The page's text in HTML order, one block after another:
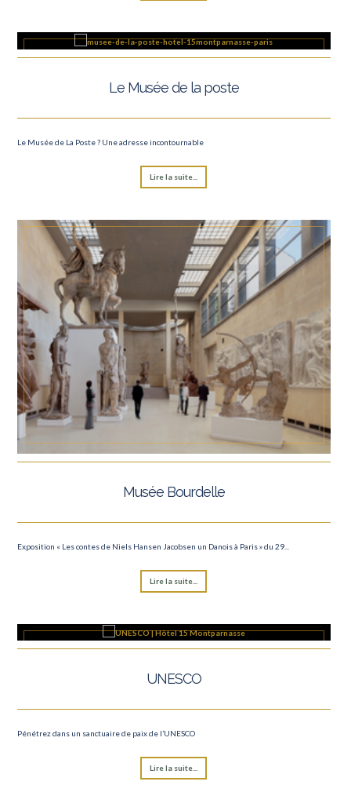
Le Musée de la poste
Le Musée de La Poste ? Une adresse incontournable
Lire la suite...
Musée Bourdelle
Exposition « Les contes de Niels Hansen Jacobsen un Danois à Paris » du 29...
Lire la suite...
UNESCO
Pénétrez dans un sanctuaire de paix de l’UNESCO
Lire la suite...